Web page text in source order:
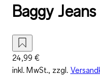
Baggy
24,99 €
inkl. MwSt., zzgl.